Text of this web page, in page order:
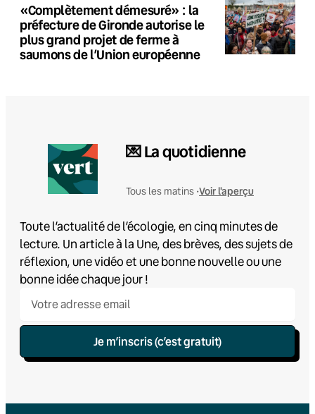
«Complètement démesuré» : la
préfecture de Gironde autorise le
plus grand projet de ferme à
saumons de l’Union européenne
💌 La quotidienne
Tous les matins •Voir l'aperçu
Toute l’actualité de l’écologie, en cinq minutes de
lecture. Un article à la Une, des brèves, des sujets de
réflexion, une vidéo et une bonne nouvelle ou une
bonne idée chaque jour !
Je m’inscris (c’est gratuit)